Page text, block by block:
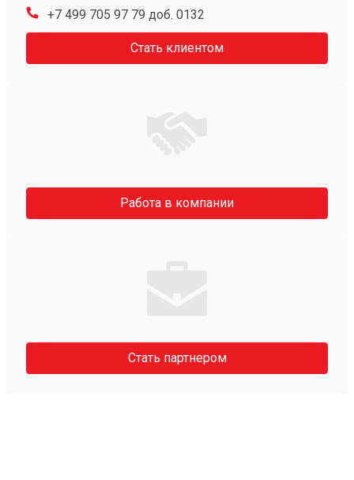
+7 499 705 97 79 доб. 0132
Стать клиентом
Работа в компании
Стать партнером